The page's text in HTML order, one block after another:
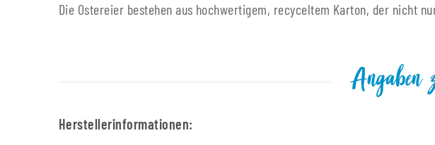
Die Ostereier bestehen aus hochwertigem, recyceltem Karton, der nicht
Angaben
Herstellerinformationen: